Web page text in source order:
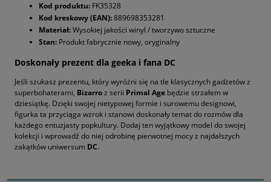
Kod produktu: FK35328
Kod kreskowy (EAN):889698353281
Materiał:Wysokiej jakości winyl / tworzywo sztuczne
Stan: Produkt fabrycznie nowy, oryginalny
Doskonały prezent dla geeka i fana DC
Jeśli szukasz prezentu, który wyróżni się na tle klasycznych gadżetów z
superbohaterami, Bizarroz serii Primal Age będzie strzałem w
dziesiątkę. Dzięki swojej nietypowej formie i surowemu designowi,
figurka ta przyciąga wzrok i stanowi doskonały temat do rozmów dla
każdego entuzjasty popkultury. Dodaj ten wyjątkowy model do swojej
kolekcji i wprowadź do niej odrobinę pierwotnej mocy z najdalszych
zakątków uniwersum DC.